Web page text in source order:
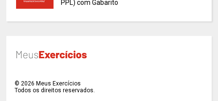
PPL) com Gabarito
©2026 Meus Exercícios
Todos os direitos reservados.